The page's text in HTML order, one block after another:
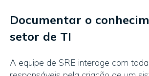
Documentar o
setor de TI
A equipe de SRE interage com